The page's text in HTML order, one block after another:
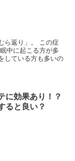
ら返り」。 この症
中に起こる方が多
している方も多いの
に効果あり！？
ると良い？